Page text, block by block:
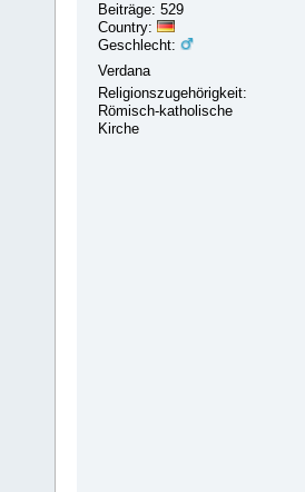
Beiträge: 529
Country:
Geschlecht:
Verdana
Religionszugehörigkeit:
Römisch-katholische
Kirche